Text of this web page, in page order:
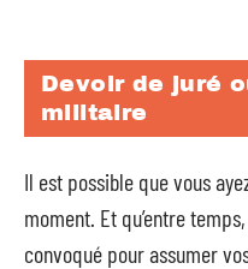
Devoir de juré
militaire
Il est possible que vous
moment. Et qu’entre
convoqué pour assumer